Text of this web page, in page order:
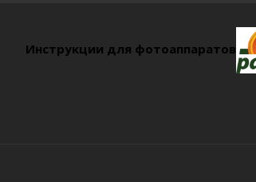
Инструкции для фотоаппаратов